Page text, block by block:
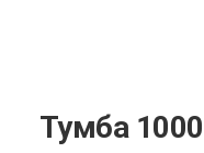
Тумба